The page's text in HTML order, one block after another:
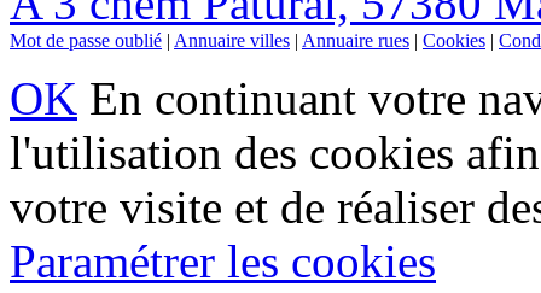
Mot de passe oublié | Annuaire villes | Annuaire rues | Cookies |
OK En continuant votre
l'utilisation des cookies
votre visite et de réaliser
Paramétrer les cookies